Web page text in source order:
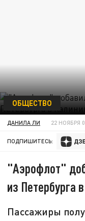
ОБЩЕСТВО
ДАНИЛА ЛИ 22 НОЯБРЯ
ПОДПИШИТЕСЬ:
"Аэрофлот"
из Петербурга
Пассажиры